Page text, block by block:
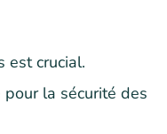
est crucial.
la sécurité des